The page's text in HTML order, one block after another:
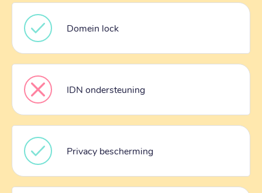
Domein lock
IDN ondersteuning
Privacy bescherming